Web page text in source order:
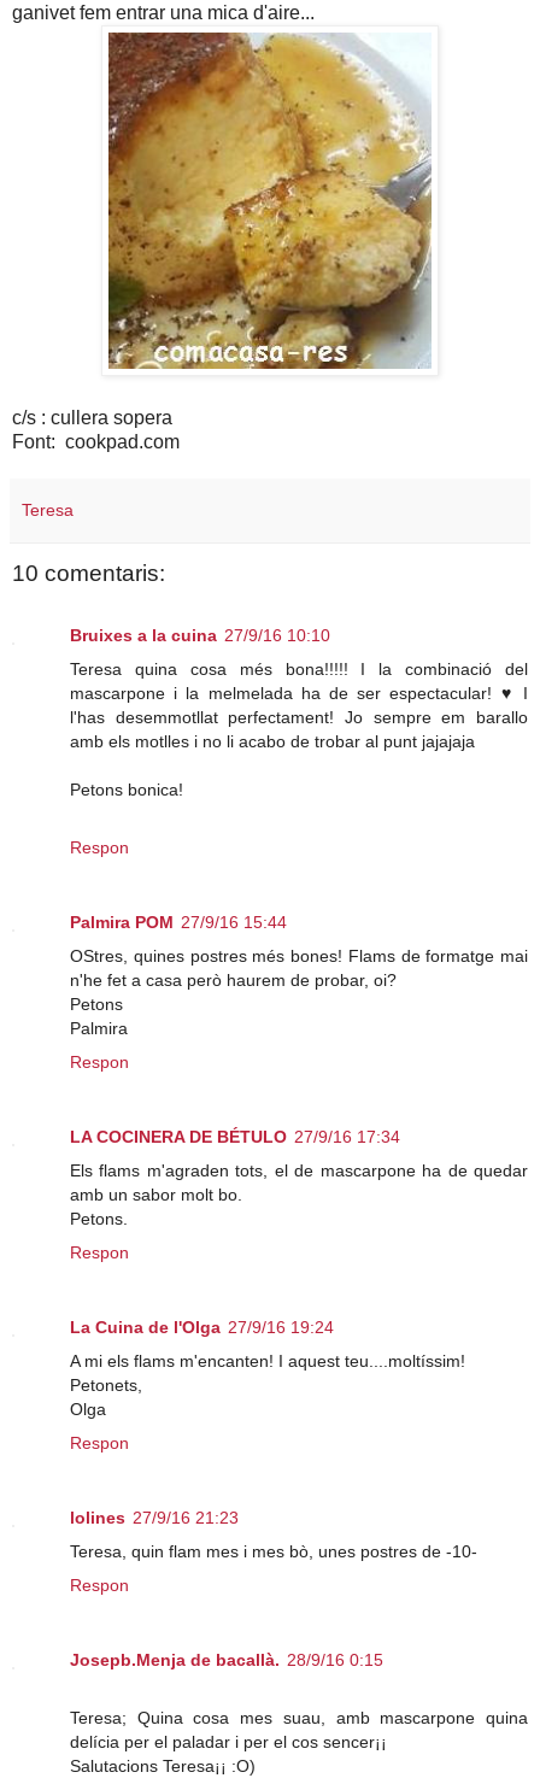
ganivet fem entrar una mica d'aire...
c/s : cullera sopera
Font: cookpad.com
Teresa
10 comentaris:
Bruixes a la cuina 27/9/16 10:10
Teresa quina cosa més bona!!!!! I la combinació del
mascarpone i la melmelada ha de ser espectacular! ♥ I
l'has desemmotllat perfectament! Jo sempre em barallo
amb els motlles i no li acabo de trobar al punt jajajaja
Petons bonica!
Respon
Palmira POM 27/9/16 15:44
OStres, quines postres més bones! Flams de formatge mai
n'he fet a casa però haurem de probar, oi?
Petons
Palmira
Respon
LA COCINERA DE BÉTULO 27/9/16 17:34
Els flams m'agraden tots, el de mascarpone ha de quedar
amb un sabor molt bo.
Petons.
Respon
La Cuina de l'Olga 27/9/16 19:24
A mi els flams m'encanten! I aquest teu....moltíssim!
Petonets,
Olga
Respon
lolines 27/9/16 21:23
Teresa, quin flam mes i mes bò, unes postres de -10-
Respon
Josepb.Menja de bacallà. 28/9/16 0:15
Teresa; Quina cosa mes suau, amb mascarpone quina
delícia per el paladar i per el cos sencer¡¡
Salutacions Teresa¡¡ :O)